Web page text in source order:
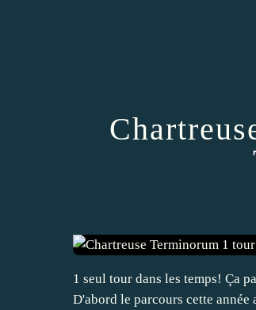
1 seul tour dans les temps! Ça
D'abord le parcours cette